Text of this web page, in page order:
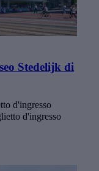
Stedelijk di
d'ingresso
d'ingresso